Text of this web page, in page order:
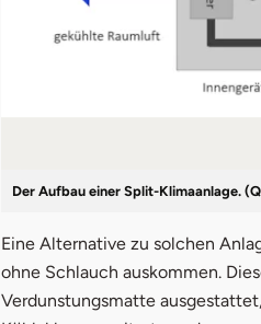
Der Aufbau einer Split-Klimaanlage.
Eine Alternative zu solchen
ohne Schlauch auskommen.
Verdunstungsmatte